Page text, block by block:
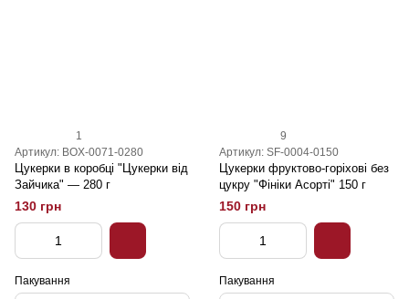
1
Артикул: BOX-0071-0280
Цукерки в коробці "Цукерки від
Зайчика" — 280 г
130 грн
Пакування
9
Артикул: SF-0004-0150
Цукерки фруктово-горіхові без
цукру "Фініки Асорті" 150 г
150 грн
Пакування